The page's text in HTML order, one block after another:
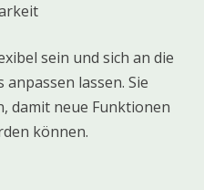
sein und sich an die
lassen. Sie
damit neue Funktionen
können.